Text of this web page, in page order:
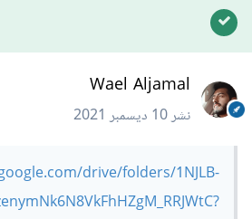
Wael Aljamal
نشر10 ديسمبر 2021
drive/folders/1NJLB-